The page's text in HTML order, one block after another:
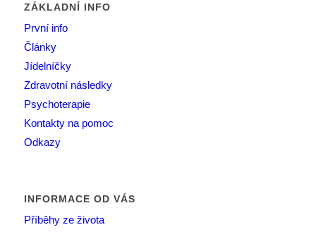
ZÁKLADNÍ INFO
První info
Články
Jídelníčky
Zdravotní následky
Psychoterapie
Kontakty na pomoc
Odkazy
INFORMACE OD VÁS
Příběhy ze života